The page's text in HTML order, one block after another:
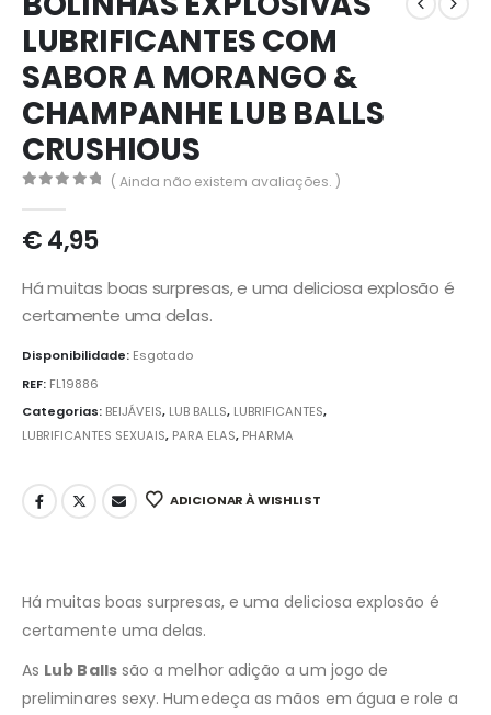
LUBRIFICANTES COM
SABOR A MORANGO &
CHAMPANHE LUB BALLS
CRUSHIOUS
( Ainda não existem avaliações. )
€4,95
Há muitas boas surpresas, e uma deliciosa explosão é
certamente uma delas.
Disponibilidade: Esgotado
REF: FL19886
Categorias: BEIJÁVEIS, LUB BALLS, LUBRIFICANTES,
LUBRIFICANTES SEXUAIS, PARA ELAS, PHARMA
ADICIONAR À WISHLIST
Há muitas boas surpresas, e uma deliciosa explosão é
certamente uma delas.
As Lub Ballssão a melhor adição a um jogo de
preliminares sexy. Humedeça as mãos em água e role a